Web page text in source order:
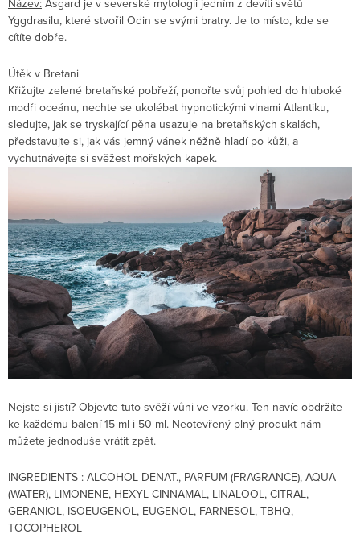
Název: Asgard je v severské mytologii jedním z devíti světů
Yggdrasilu, které stvořil Odin se svými bratry. Je to místo, kde se
cítíte dobře.
Útěk v Bretani
Křižujte zelené bretaňské pobřeží, ponořte svůj pohled do hluboké
modři oceánu, nechte se ukolébat hypnotickými vlnami Atlantiku,
sledujte, jak se tryskající pěna usazuje na bretaňských skalách,
představujte si, jak vás jemný vánek něžně hladí po kůži, a
vychutnávejte si svěžest mořských kapek.
Nejste si jistí? Objevte tuto svěží vůni ve vzorku. Ten navíc obdržíte
ke každému balení 15 ml i 50 ml. Neotevřený plný produkt nám
můžete jednoduše vrátit zpět.
INGREDIENTS : ALCOHOL DENAT., PARFUM (FRAGRANCE), AQUA
(WATER), LIMONENE, HEXYL CINNAMAL, LINALOOL, CITRAL,
GERANIOL, ISOEUGENOL, EUGENOL, FARNESOL, TBHQ,
TOCOPHEROL